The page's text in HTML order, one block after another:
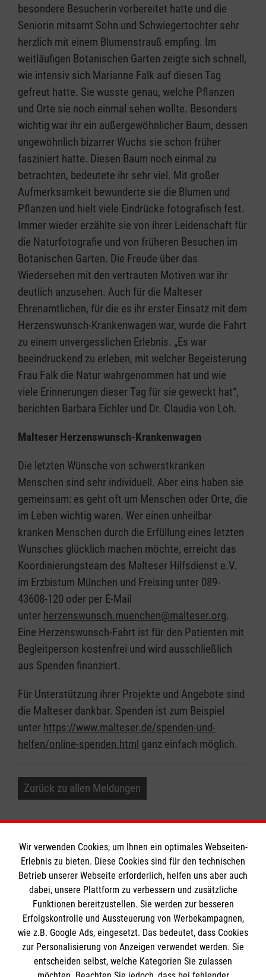
besondere Besucherin vorbereitet hatte und die
Seniorin mitsamt Sohn und Schwiegertochter sehr
herzlich mit einem Blumenstrauß empfing. Im
weitläufigen Botanischen Garten zeigte sich schnell,
wie intensiv sich Marianne Falk auf diesen Tag
gefreut hatte. Sie wusste genau, welche Pflanzen
und Orte sie noch einmal sehen wollte. Besonders
wichtig war ihr ein außergewöhnlicher Baum, dessen
ungewöhnlich bizarrer Wuchs sie schon früher
fasziniert hatte. Diesen Baum noch einmal zu
betrachten, bedeutete ihr sehr viel. Mit großer
Aufmerksamkeit bewunderte sie die Blumen und
Pflanzen und hielt viele Eindrücke fotografisch fest.
Immer wieder erzählte sie von ihrer Leidenschaft für
die Naturfotografie und von früheren Besuchen im
Botanischen Garten. Die Freude über das
Wiedersehen mit den vertrauten Motiven war ihr
deutlich anzusehen. Auch für die Malteser
Ehrenamtlichen, für die es ihr erster Einsatz mit dem
Herzenswunsch-Krankenwagen war, wurde die Fahrt
zu einem unvergesslichen Erlebnis. „Es war
beeindruckend zu erleben, mit welcher Begeisterung
Frau Falk die Natur wahrgenommen hat und wie
viele Erinnerungen dieser Tag für sie geweckt hat“,
berichten Barbara Eichler und Dr. Claudia von Loh.
Malteser Herzenswunsch-Krankenwagen
Die letzten Wünsche von schwerstkranken
Menschen sind sehr individuell. Aber eins haben sie
gemeinsam: es geht oft um Menschen oder Orte, die
im Leben wichtig waren. Wer einen unheilbar
kranken Menschen durch die Erfüllung eines letzten
Wunsches glücklich machen möchte, erreicht das
Koordinierungsteam des Malteser Hilfsdienst e.V.
im Erzbistum München und Freising unter 089-
43608-120 oder per E-Mail
unter herzenswunsch.muenchen@malteser.org.
Eine Herzenswunsch-Fahrt ist für den Patienten mit
Begleitperson kostenfrei und wird ausschließlich
aus Spenden finanziert.
Für Unterstützung ihrer Projekte und Angebote sind
die Malteser dankbar. Spenden ist zum Beispiel
unter https://www.malteser.de/spenden-und-
helfen/online-spenden.html ganz einfach möglich.
Zurück zu allen Meldungen
Informationen
Impressum
Datenschutz
Kontakt
Barrierefreiheit
Die Malteser
Wir verwenden Cookies, um Ihnen ein optimales Webseiten-
Erlebnis zu bieten. Diese Cookies sind für den technischen
Betrieb unserer Webseite erforderlich, helfen uns aber auch
dabei, unsere Plattform zu verbessern und zusätzliche
Funktionen bereitzustellen. Sie werden zur besseren
Erfolgskontrolle und Aussteuerung von Werbekampagnen,
wie z.B. Google Ads, eingesetzt. Das bedeutet, dass Cookies
zur Personalisierung von Anzeigen verwendet werden. Sie
entscheiden selbst, welche Kategorien Sie zulassen